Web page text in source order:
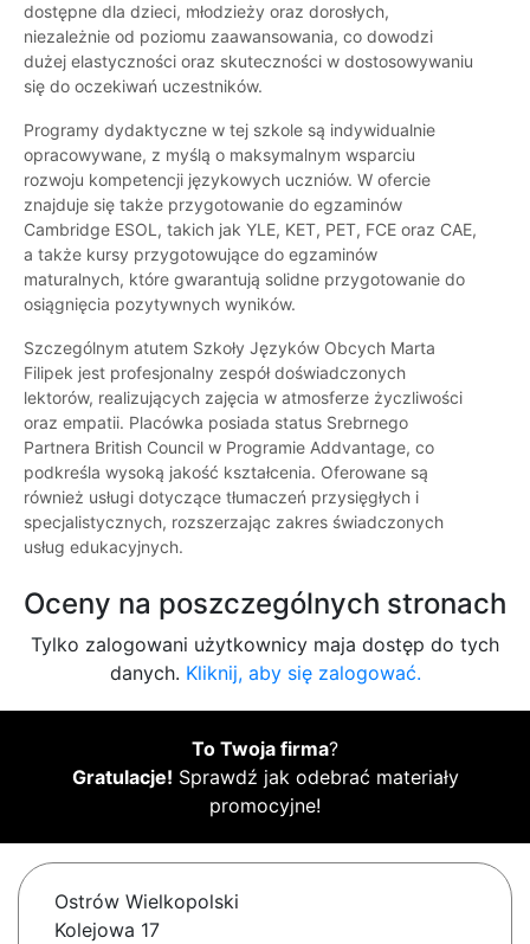
dostępne dla dzieci, młodzieży oraz dorosłych,
niezależnie od poziomu zaawansowania, co dowodzi
dużej elastyczności oraz skuteczności w dostosowywaniu
się do oczekiwań uczestników.
Programy dydaktyczne w tej szkole są indywidualnie
opracowywane, z myślą o maksymalnym wsparciu
rozwoju kompetencji językowych uczniów. W ofercie
znajduje się także przygotowanie do egzaminów
Cambridge ESOL, takich jak YLE, KET, PET, FCE oraz CAE,
a także kursy przygotowujące do egzaminów
maturalnych, które gwarantują solidne przygotowanie do
osiągnięcia pozytywnych wyników.
Szczególnym atutem Szkoły Języków Obcych Marta
Filipek jest profesjonalny zespół doświadczonych
lektorów, realizujących zajęcia w atmosferze życzliwości
oraz empatii. Placówka posiada status Srebrnego
Partnera British Council w Programie Addvantage, co
podkreśla wysoką jakość kształcenia. Oferowane są
również usługi dotyczące tłumaczeń przysięgłych i
specjalistycznych, rozszerzając zakres świadczonych
usług edukacyjnych.
Oceny na poszczególnych stronach
Tylko zalogowani użytkownicy maja dostęp do tych
danych. Kliknij, aby się zalogować.
To Twoja firma?
Gratulacje! Sprawdź jak odebrać materiały
promocyjne!
Ostrów Wielkopolski
Kolejowa 17